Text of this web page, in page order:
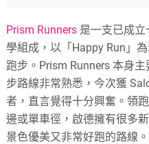
Prism Runners 是一支已成
學組成 ，以「Happy Run」
跑步。Prism Runners 本身
步路線非常熟悉，今次獲
者，直言覺得十分興奮。領
邊或單車徑，啟德擁有很多
景色優美又非常好跑的路線